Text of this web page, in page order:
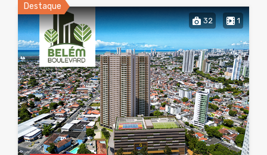
Destaque
32 1